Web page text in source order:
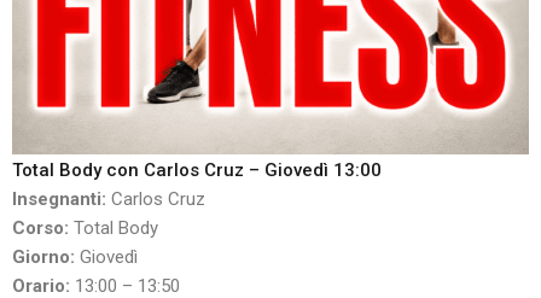
Total Body con Carlos Cruz – Giovedì 13:00
Insegnanti: Carlos Cruz
Corso: Total Body
Giorno: Giovedì
Orario: 13:00 – 13:50